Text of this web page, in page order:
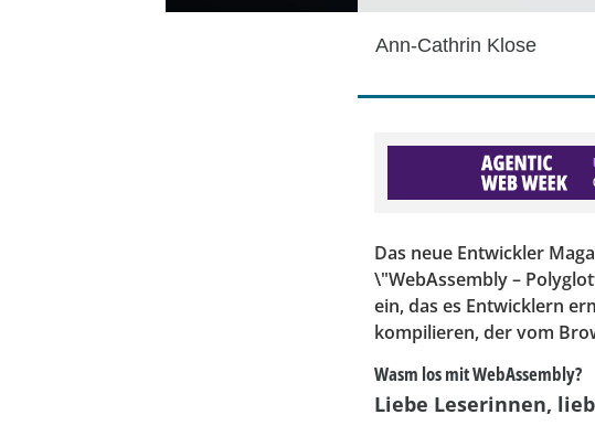
Ann-Cathrin Klose
Das neue Entwickler
\"WebAssembly –
ein, das es Entwicklern
kompilieren, der vom
Wasm los mit WebAssembly?
Liebe Leserinnen,